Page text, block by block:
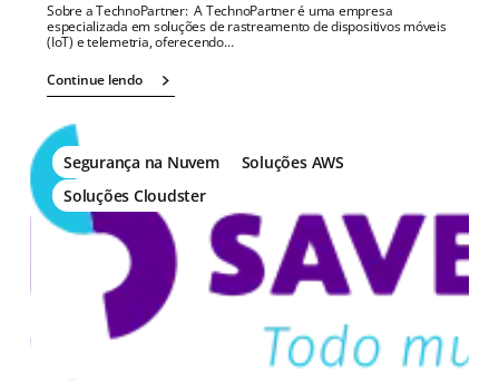
Sobre a TechnoPartner: A TechnoPartner é uma empresa
especializada em soluções de rastreamento de dispositivos móveis
(IoT) e telemetria, oferecendo…
Continue lendo
Segurança na Nuvem
Soluções AWS
Soluções Cloudster